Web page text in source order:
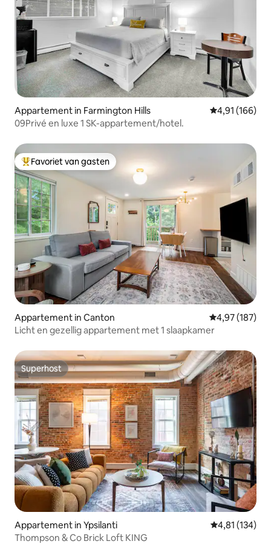
Appartement in Farmington Hills Gemiddelde
4,91 (166)
09Privé en luxe 1 SK-appartement/hotel.
Topfavoriet van gasten
Favoriet van gasten
Appartement in Canton Gemiddelde
4,97 (187)
Licht en gezellig appartement met 1 slaapkamer
Superhost
Superhost
Appartement in Ypsilanti Gemiddelde
4,81 (134)
Thompson & Co Brick Loft KING